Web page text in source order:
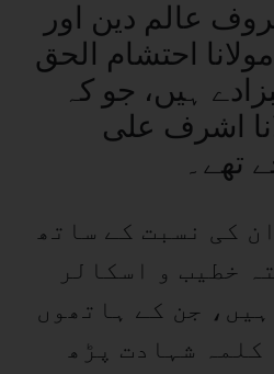
عالم دین اور
احتشام الحق
ہیں، جو کہ
اشرف علی
تھے۔
کی نسبت کے ساتھ
خطیب و اسکالر
ہیں، جن کے ہاتھوں
کلمہ شہادت پڑھ